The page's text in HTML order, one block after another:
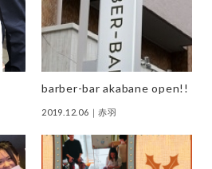
barber-bar akabane open!!
2019.12.06 ｜赤羽